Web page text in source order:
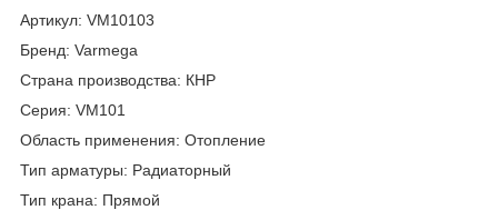
Артикул: VM10103
Бренд: Varmega
Страна производства: КНР
Серия: VM101
Область применения: Отопление
Тип арматуры: Радиаторный
Тип крана: Прямой